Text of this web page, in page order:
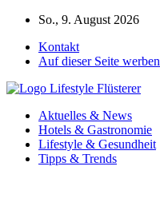
Zum
springen
So., 9. August 2026
Kontakt
Auf dieser Seite werben
Aktuelles & News
Hotels & Gastronomie
Lifestyle & Gesundheit
Tipps & Trends